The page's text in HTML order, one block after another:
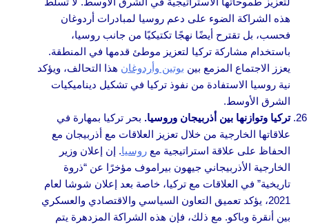
هذه الشراكة الضوء على دعم روسيا لمبادرات أردوغان
فحسب، بل تقترح أيضًا نهجًا تكتيكيًا من جانب روسيا،
باستخدام مشاركة تركيا لتعزيز موطئ قدمها في المنطقة.
يعزز الاجتماع المزمع بين بوتين وأردوغان هذا التحالف، ويؤكد
نية روسيا الاستفادة من نفوذ تركيا في تشكيل ديناميكيات
الشرق الأوسط.
تركيا وتوازنها بين أذربيجان وروسيا. بحر تركيا بمهارة في
علاقاتها الخارجية من خلال تعزيز العلاقات مع أذربيجان مع
الحفاظ على علاقة استراتيجية معروسيا. إن إعلان وزير
الخارجية الأذربيجاني جيهون بيراموف مؤخرًا عن “ذروة
تاريخية” في العلاقات مع تركيا، خاصة بعد إعلان شوشا لعام
2021، يؤكد تعميق التعاون السياسي والاقتصادي والعسكري
بين أنقرة وباكو. مع ذلك، فإن هذه الشراكة المزدهرة يتم